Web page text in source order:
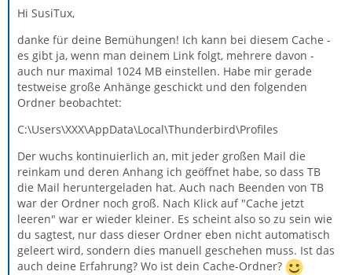
Hi SusiTux,
danke für deine Bemühungen! Ich kann bei diesem Cache -
es gibt ja, wenn man deinem Link folgt, mehrere davon -
auch nur maximal 1024 MB einstellen. Habe mir gerade
testweise große Anhänge geschickt und den folgenden
Ordner beobachtet:
C:\Users\XXX\AppData\Local\Thunderbird\Profiles
Der wuchs kontinuierlich an, mit jeder großen Mail die
reinkam und deren Anhang ich geöffnet habe, so dass TB
die Mail heruntergeladen hat. Auch nach Beenden von TB
war der Ordner noch groß. Nach Klick auf "Cache jetzt
leeren" war er wieder kleiner. Es scheint also so zu sein wie
du sagtest, nur dass dieser Ordner eben nicht automatisch
geleert wird, sondern dies manuell geschehen muss. Ist das
auch deine Erfahrung? Wo ist dein Cache-Ordner?